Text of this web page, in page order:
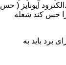
آیونایز ( حس
را حس کند شعله
برد باید به